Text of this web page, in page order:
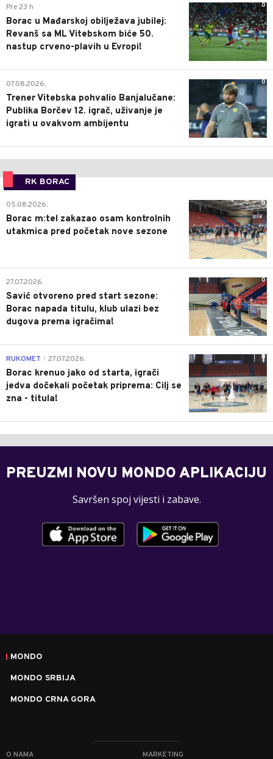
0
Pre 23 h
Borac u Mađarskoj obilježava jubilej:
Revanš sa ML Vitebskom biće 50.
nastup crveno-plavih u Evropi!
0
07.08.2026.
Trener Vitebska pohvalio Banjalučane:
Publika Borčev 12. igrač, uživanje je
igrati u ovakvom ambijentu
RK BORAC
0
05.08.2026.
Borac m:tel zakazao osam kontrolnih
utakmica pred početak nove sezone
0
27.07.2026.
Savić otvoreno pred start sezone:
Borac napada titulu, klub ulazi bez
dugova prema igračima!
0
RUKOMET 27.07.2026.
Borac krenuo jako od starta, igrači
jedva dočekali početak priprema: Cilj se
zna - titula!
PREUZMI NOVU MONDO APLIKACIJU
Savršen spoj vijesti i zabave.
MONDO
MONDO SRBIJA
MONDO CRNA GORA
O NAMA MARKETING